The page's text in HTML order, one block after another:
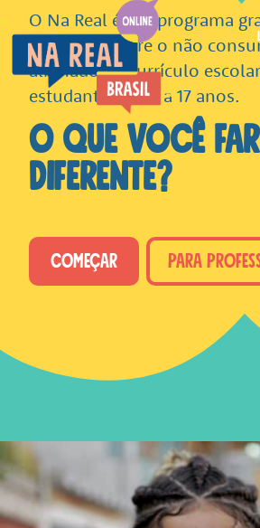
Skip to main content
O Na Real é um programa
educação sobre o não
alinhado ao currículo
estudantes de 12 a 17 anos.
O QUE VOCÊ
DIFERENTE?
COMEÇAR PARA